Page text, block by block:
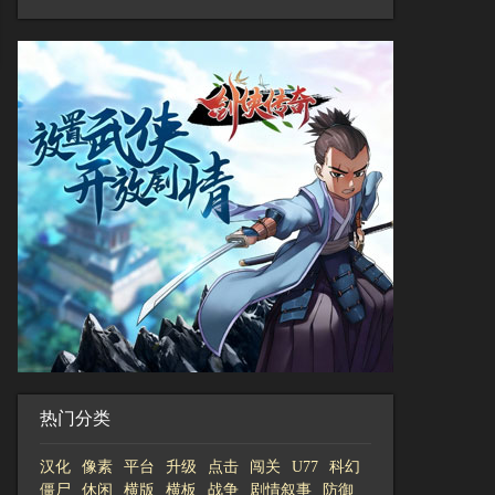
热门分类
汉化 像素 平台 升级 点击 闯关 U77
科幻
僵尸
休闲 横版 横板 战争 剧情叙事
防御